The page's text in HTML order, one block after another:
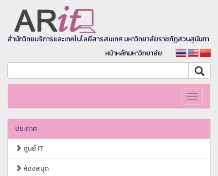
สำนักวิทยบริการและเทคโนโลยีสารสนเทศ มหาวิทยาลัยราชภัฏสวนสุนันทา
หน้าหลักมหาวิทยาลัย
Toggle
ประกาศ
ศูนย์ IT
ห้องสมุด